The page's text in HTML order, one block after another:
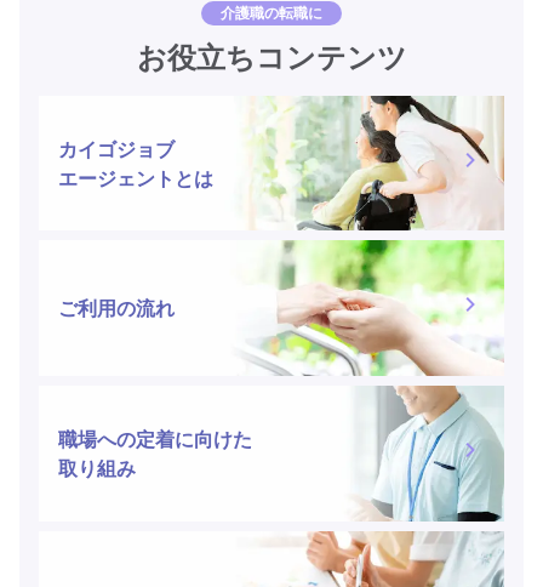
介護職の転職に
お役立ちコンテンツ
カイゴジョブ
エージェントとは
ご利用の流れ
職場への定着に向けた
取り組み